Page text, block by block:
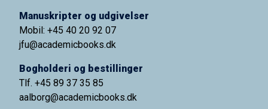
Manuskripter og udgivelser
Mobil: +45 40 20 92 07
jfu@academicbooks.dk
Bogholderi og bestillinger
Tlf. +45 89 37 35 85
aalborg@academicbooks.dk